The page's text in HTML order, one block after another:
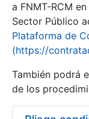
a FNMT-RCM
Sector Público
Plataforma de
(https://
También podrá
de los